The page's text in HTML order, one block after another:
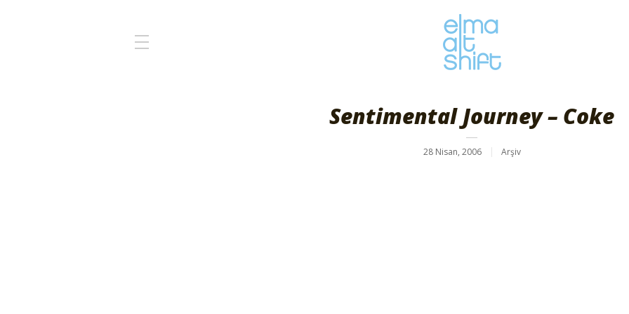
Sentimental Journey – Coke
28 Nisan, 2006 Arşiv